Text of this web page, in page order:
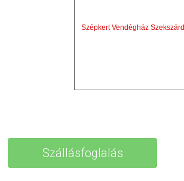
Szépkert Vendégház Szekszárd
Szállásfoglalás